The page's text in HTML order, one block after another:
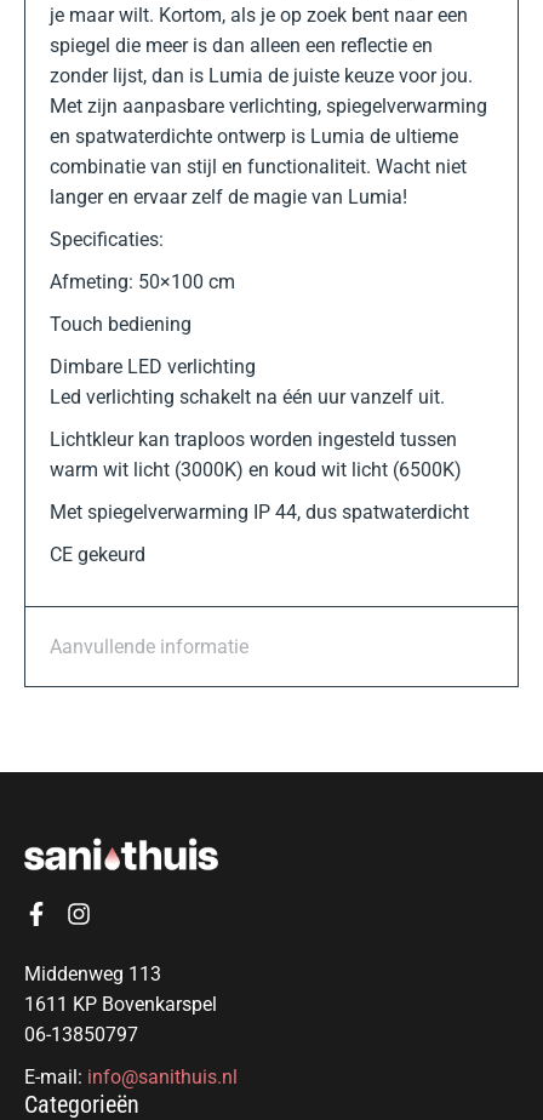
je maar wilt. Kortom, als je op zoek bent naar een
spiegel die meer is dan alleen een reflectie en
zonder lijst, dan is Lumia de juiste keuze voor jou.
Met zijn aanpasbare verlichting, spiegelverwarming
en spatwaterdichte ontwerp is Lumia de ultieme
combinatie van stijl en functionaliteit. Wacht niet
langer en ervaar zelf de magie van Lumia!
Specificaties:
Afmeting: 50×100 cm
Touch bediening
Dimbare LED verlichting
Led verlichting schakelt na één uur vanzelf uit.
Lichtkleur kan traploos worden ingesteld tussen
warm wit licht (3000K) en koud wit licht (6500K)
Met spiegelverwarming IP 44, dus spatwaterdicht
CE gekeurd
Aanvullende informatie
Middenweg 113
1611 KP Bovenkarspel
06-13850797
E-mail: info@sanithuis.nl
Categorieën